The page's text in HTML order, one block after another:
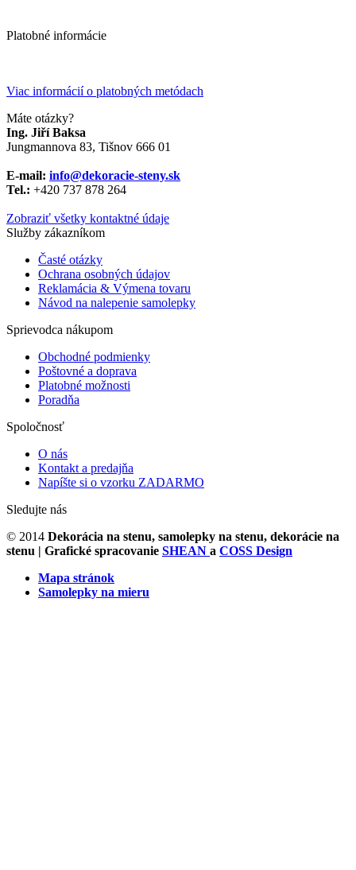
Platobné informácie
Viac informácií o platobných metódach
Máte otázky?
Ing. Jiří Baksa
Jungmannova 83, Tišnov 666 01
E-mail: info@dekoracie-steny.sk
Tel.: +420 737 878 ​​264
Zobraziť všetky kontaktné údaje
Služby zákazníkom
Časté otázky
Ochrana osobných údajov
Reklamácia & Výmena tovaru
Návod na nalepenie samolepky
Sprievodca nákupom
Obchodné podmienky
Poštovné a doprava
Platobné možnosti
Poradňa
Spoločnosť
O nás
Kontakt a predajňa
Napíšte si o vzorku ZADARMO
Sledujte nás
© 2014 Dekorácia na stenu, samolepky na stenu, dekorácie na
stenu | Grafické spracovanie SHEAN a COSS Design
Mapa stránok
Samolepky na mieru